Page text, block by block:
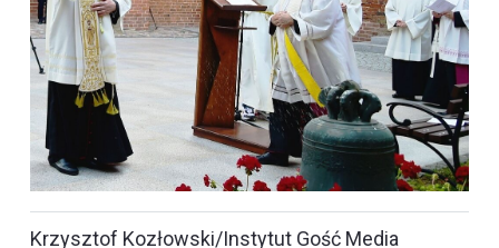
Krzysztof Kozłowski/Instytut Gość Media